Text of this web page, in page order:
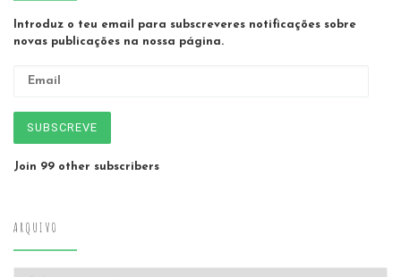
Introduz o teu email para subscreveres notificações sobre
novas publicações na nossa página.
SUBSCREVE
Join 99 other subscribers
ARQUIVO